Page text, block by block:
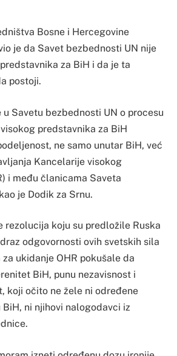
Bosne i Hercegovine
je da Savet bezbednosti UN nije
za BiH i da je ta
postoji.
u Savetu bezbednosti UN o procesu
predstavnika za BiH
ne samo unutar BiH, već
Kancelarije visokog
i među članicama Saveta
je Dodik za Srnu.
rezolucija koju su predložile Ruska
odgovornosti ovih svetskih sila
ukidanje OHR pokušale da
BiH, punu nezavisnost i
koji očito ne žele ni određene
ni njihovi nalogodavci iz